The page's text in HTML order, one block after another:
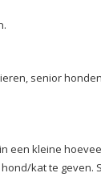
senior
een kleine
kat te geven.